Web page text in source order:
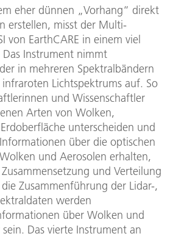
eher dünnen „Vorhang“ direkt
erstellen, misst der Multi-
von EarthCARE in einem viel
Instrument nimmt
in mehreren Spektralbändern
Lichtspektrums auf. So
und Wissenschaftler
Arten von Wolken,
unterscheiden und
über die optischen
und Aerosolen erhalten,
und Verteilung
Zusammenführung der Lidar-,
werden
über Wolken und
Das vierte Instrument an